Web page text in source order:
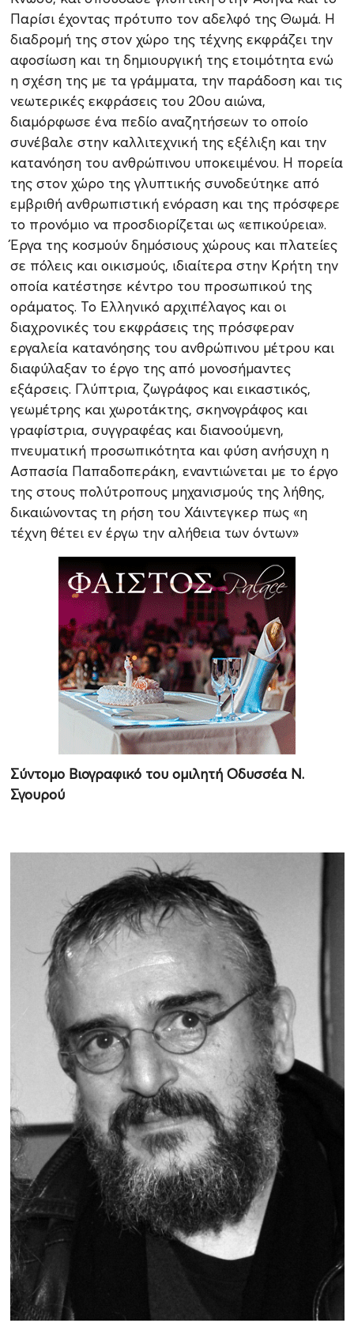
Παρίσι έχοντας πρότυπο τον αδελφό της Θωμά. Η
διαδρομή της στον χώρο της τέχνης εκφράζει την
αφοσίωση και τη δημιουργική της ετοιμότητα ενώ
η σχέση της με τα γράμματα, την παράδοση και τις
νεωτερικές εκφράσεις του 20ου αιώνα,
διαμόρφωσε ένα πεδίο αναζητήσεων το οποίο
συνέβαλε στην καλλιτεχνική της εξέλιξη και την
κατανόηση του ανθρώπινου υποκειμένου. Η πορεία
της στον χώρο της γλυπτικής συνοδεύτηκε από
εμβριθή ανθρωπιστική ενόραση και της πρόσφερε
το προνόμιο να προσδιορίζεται ως «επικούρεια».
Έργα της κοσμούν δημόσιους χώρους και πλατείες
σε πόλεις και οικισμούς, ιδιαίτερα στην Κρήτη την
οποία κατέστησε κέντρο του προσωπικού της
οράματος. Το Ελληνικό αρχιπέλαγος και οι
διαχρονικές του εκφράσεις της πρόσφεραν
εργαλεία κατανόησης του ανθρώπινου μέτρου και
διαφύλαξαν το έργο της από μονοσήμαντες
εξάρσεις. Γλύπτρια, ζωγράφος και εικαστικός,
γεωμέτρης και χωροτάκτης, σκηνογράφος και
γραφίστρια, συγγραφέας και διανοούμενη,
πνευματική προσωπικότητα και φύση ανήσυχη η
Ασπασία Παπαδοπεράκη, εναντιώνεται με το έργο
της στους πολύτροπους μηχανισμούς της λήθης,
δικαιώνοντας τη ρήση του Χάιντεγκερ πως «η
τέχνη θέτει εν έργω την αλήθεια των όντων»
Σύντομο Βιογραφικό του ομιλητή Οδυσσέα Ν.
Σγουρού